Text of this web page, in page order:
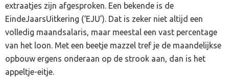
extraatjes zijn afgesproken. Een bekende is de
EindeJaarsUitkering (‘EJU’). Dat is zeker niet altijd een
volledig maandsalaris, maar meestal een vast percentage
van het loon. Met een beetje mazzel tref je de maandelijkse
opbouw ergens onderaan op de strook aan, dan is het
appeltje-eitje.